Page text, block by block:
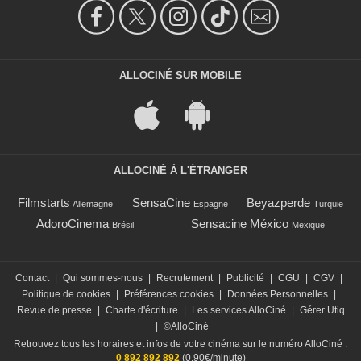
ALLOCINÉ SUR MOBILE
ALLOCINÉ À L'ÉTRANGER
Filmstarts Allemagne SensaCine Espagne Beyazperde Turquie
AdoroCinema Brésil Sensacine México Mexique
Contact | Qui sommes-nous | Recrutement | Publicité | CGU | CGV |
Politique de cookies | Préférences cookies | Données Personnelles |
Revue de presse
| Charte d'écriture | Les services AlloCiné | Gérer Utiq
| ©AlloCiné
Retrouvez tous les horaires et infos de votre cinéma sur le numéro AlloCiné :
0 892 892 892 (0,90€/minute)